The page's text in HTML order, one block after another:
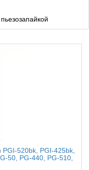
PGI-520bk, PGI-425bk,
50, PG-440, PG-510,